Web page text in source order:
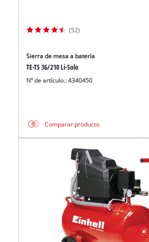
(52)
Sierra de mesa a batería
TE-TS 36/210 Li-Solo
Nº de artículo.: 4340450
Comparar producto